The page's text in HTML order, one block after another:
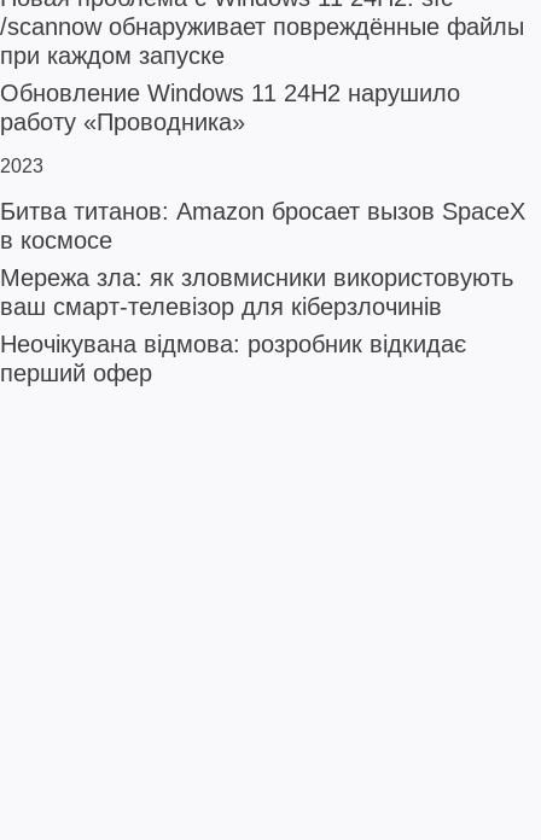
/scannow обнаруживает повреждённые файлы
при каждом запуске
Обновление Windows 11 24H2 нарушило
работу «Проводника»
2023
Битва титанов: Amazon бросает вызов SpaceX
в космосе
Мережа зла: як зловмисники використовують
ваш смарт-телевізор для кіберзлочинів
Неочікувана відмова: розробник відкидає
перший офер